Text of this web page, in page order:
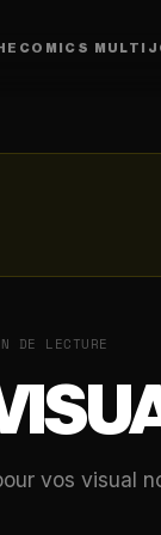
COMICS
DE LECTURE
vos visual